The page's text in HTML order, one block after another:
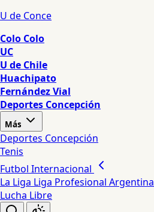
U de Conce
Colo Colo
UC
U de Chile
Huachipato
Fernández Vial
Deportes Concepción
Más
Deportes Concepción
Tenis
Futbol Internacional
La Liga Liga Profesional Argentina
Lucha Libre